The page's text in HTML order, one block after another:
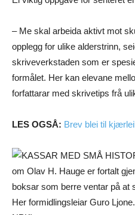
– Me skal arbeida aktivt mot
opplegg for ulike alderstrinn,
skriveverkstaden som er
formålet. Her kan elevane
forfattarar med skrivetips frå
LES OGSÅ: Brev blei til